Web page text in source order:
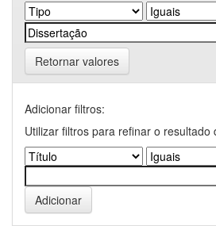
Retornar valores
Adicionar filtros:
Utilizar filtros para refinar o resultado